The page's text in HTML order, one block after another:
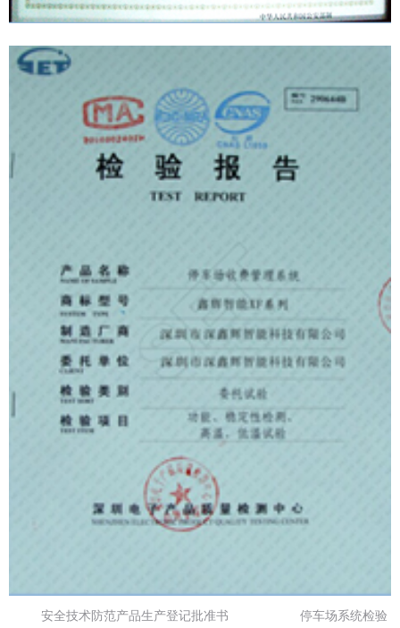
安全技术防范产品生产登记批准书 停车场系统检验